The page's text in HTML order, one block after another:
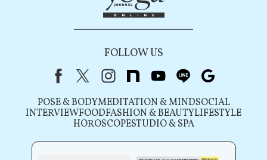
FOLLOW US
FacebookX（旧Twitter）
instagram
note youtubeline
POSE & BODYMEDITATION & MINDSOCIAL
INTERVIEWFOODFASHION & BEAUTYLIFESTYLE
HOROSCOPESTUDIO & SPA